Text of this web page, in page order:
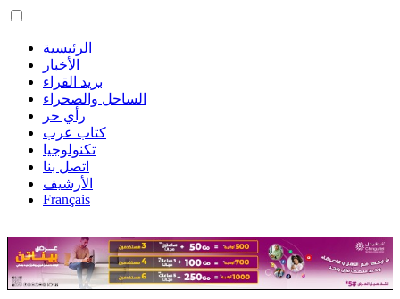
الرئيسية
الأخبار
بريد القراء
الساحل والصحراء
رأي حر
كتاب عرب
تكنولوجيا
اتصل بنا
الأرشيف
Français